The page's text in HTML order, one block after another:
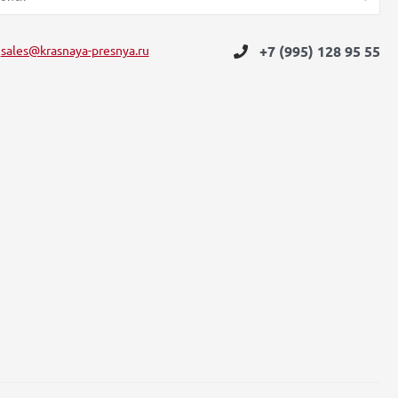
sales@krasnaya-presnya.ru +7 (995) 128 95 55